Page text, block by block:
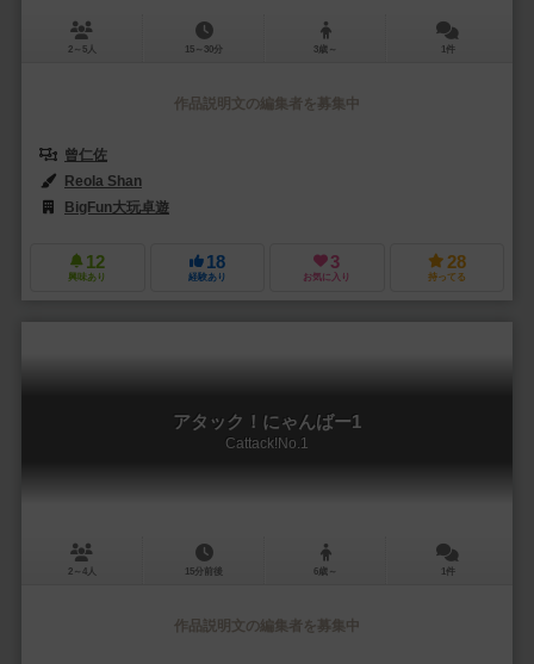
2～5人 15～30分 3歳～ 1件
作品説明文の編集者を募集中
曾仁佐
Reola Shan
BigFun大玩卓遊
12
興味あり
18
経験あり
3
お気に入り
28
持ってる
アタック！にゃんばー1
Cattack!No.1
2～4人 15分前後 6歳～ 1件
作品説明文の編集者を募集中